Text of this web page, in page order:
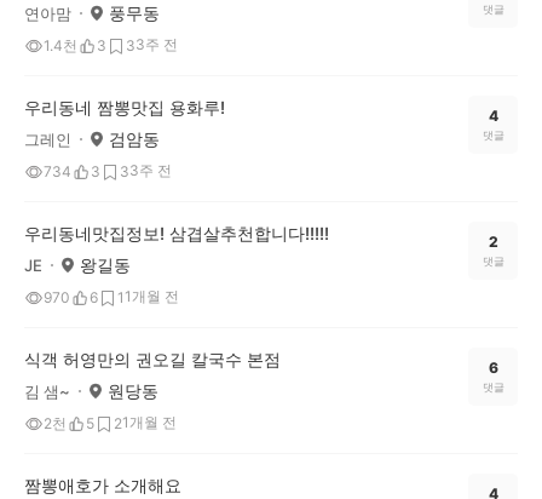
연아맘 풍무동
1.4천 3 33주 전
댓글
우리동네 짬뽕맛집 용화루!
그레인 검암동
734 3 33주 전
4
댓글
우리동네맛집정보! 삼겹살추천합니다!!!!!
JE 왕길동
970 6 1 1개월 전
2
댓글
식객 허영만의 권오길 칼국수 본점
김 샘~ 원당동
2천 5 21개월 전
6
댓글
짬뽕애호가 소개해요 4